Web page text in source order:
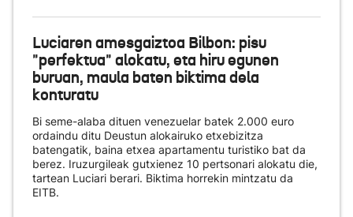
Luciaren amesgaiztoa Bilbon: pisu
"perfektua" alokatu, eta hiru egunen
buruan, maula baten biktima dela
konturatu
Bi seme-alaba dituen venezuelar batek 2.000 euro
ordaindu ditu Deustun alokairuko etxebizitza
batengatik, baina etxea apartamentu turistiko bat da
berez. Iruzurgileak gutxienez 10 pertsonari alokatu die,
tartean Luciari berari. Biktima horrekin mintzatu da
EITB.